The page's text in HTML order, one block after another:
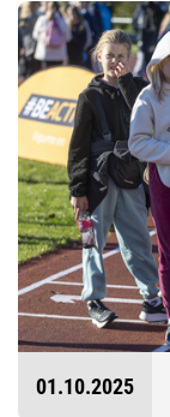
01.10.2025